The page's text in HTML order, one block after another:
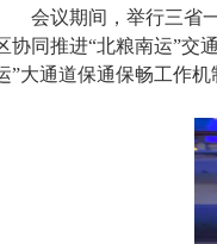
会议期间，举行三省一
协同推进“北粮南运”交
”大通道保通保畅工作